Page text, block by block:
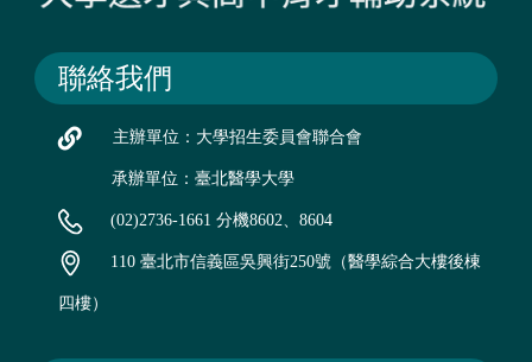
聯絡我們
主辦單位：大學招生委員會聯合會
承辦單位：臺北醫學大學
(02)2736-1661 分機8602、8604
110 臺北市信義區吳興街250號（醫學綜合大樓後棟
四樓）